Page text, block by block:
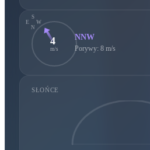
N
S
E
W
4
m/s
NNW
Porywy: 8 m/s
SŁOŃCE